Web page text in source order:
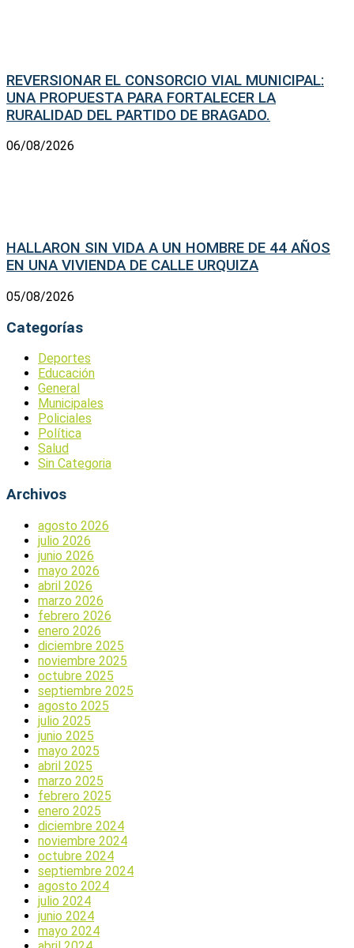
REVERSIONAR EL CONSORCIO VIAL MUNICIPAL:
UNA PROPUESTA PARA FORTALECER LA
RURALIDAD DEL PARTIDO DE BRAGADO.
06/08/2026
HALLARON SIN VIDA A UN HOMBRE DE 44 AÑOS
EN UNA VIVIENDA DE CALLE URQUIZA
05/08/2026
Categorías
Deportes
Educación
General
Municipales
Policiales
Política
Salud
Sin Categoria
Archivos
agosto 2026
julio 2026
junio 2026
mayo 2026
abril 2026
marzo 2026
febrero 2026
enero 2026
diciembre 2025
noviembre 2025
octubre 2025
septiembre 2025
agosto 2025
julio 2025
junio 2025
mayo 2025
abril 2025
marzo 2025
febrero 2025
enero 2025
diciembre 2024
noviembre 2024
octubre 2024
septiembre 2024
agosto 2024
julio 2024
junio 2024
mayo 2024